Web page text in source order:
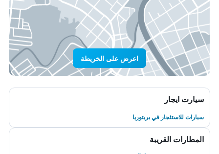
اعرض على الخريطة
سيارت ايجار
سيارات للاستئجار في بريتوريا
المطارات القريبة